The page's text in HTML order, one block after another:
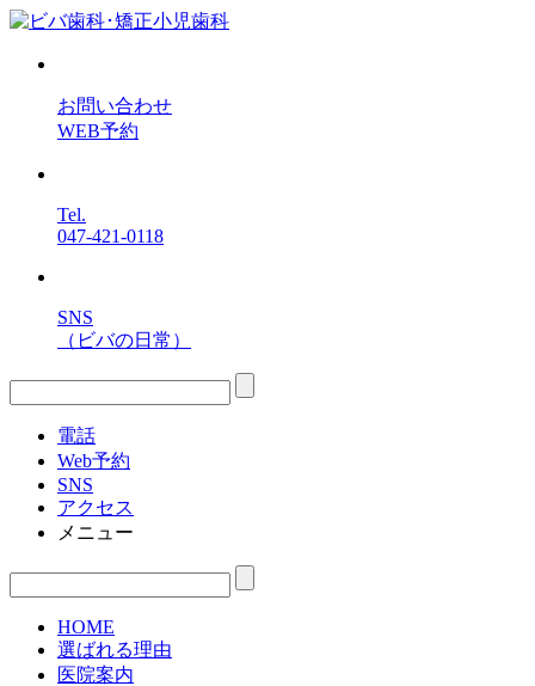
お問い合わせ
WEB予約
Tel.
047-421-0118
SNS
（ビバの日常）
電話
Web予約
SNS
アクセス
メニュー
HOME
選ばれる理由
医院案内